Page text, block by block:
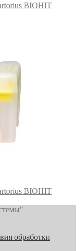
BIOHIT
BIOHIT
обработки